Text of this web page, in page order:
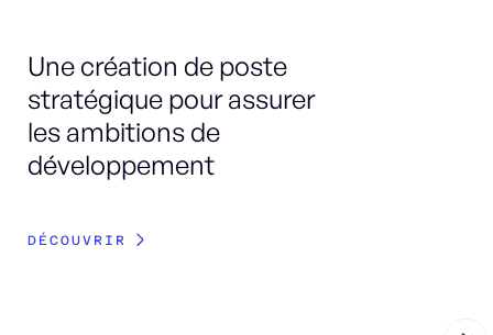
Une création de poste
stratégique pour assurer
les ambitions de
développement
DÉCOUVRIR